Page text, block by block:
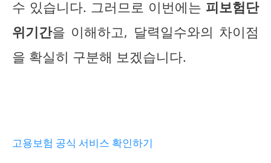
수 있습니다. 그러므로 이번에는 피보험단
위기간을 이해하고, 달력일수와의 차이점
을 확실히 구분해 보겠습니다.
고용보험 공식 서비스 확인하기